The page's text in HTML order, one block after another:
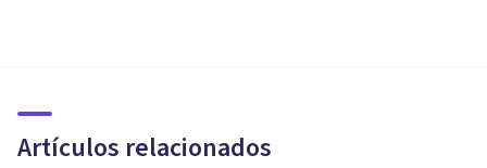
Artículos relacionados
expansión